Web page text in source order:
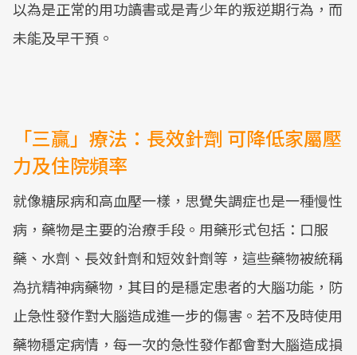
以為是正常的用功讀書或是青少年的叛逆期行為，而
未能及早干預。
「三贏」療法：長效針劑 可降低家屬壓
力及住院頻率
就像糖尿病和高血壓一樣，思覺失調症也是一種慢性
病，藥物是主要的治療手段。用藥形式包括：口服
藥、水劑、長效針劑和短效針劑等，這些藥物被統稱
為抗精神病藥物，其目的是穩定患者的大腦功能，防
止急性發作對大腦造成進一步的傷害。若不及時使用
藥物穩定病情，每一次的急性發作都會對大腦造成損